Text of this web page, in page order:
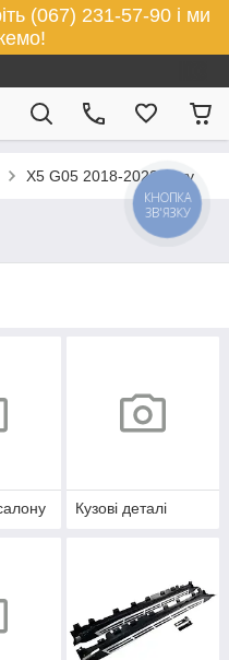
(067) 231-57-90 і ми
X5 G05 2018-2022 року
Кузові деталі
КНОПКА
ЗВ'ЯЗКУ